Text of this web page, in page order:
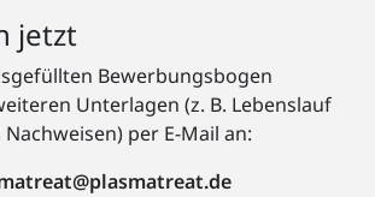
jetzt
Bewerbungsbogen
Unterlagen (z. B. Lebenslauf
per E-Mail an: